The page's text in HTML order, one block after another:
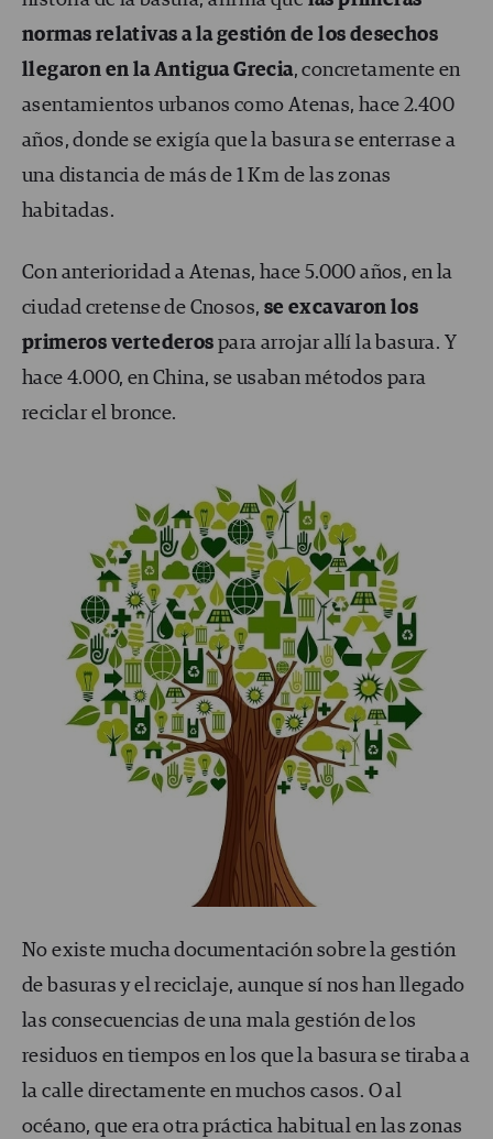
normas relativas a la gestión de los desechos
llegaron en la Antigua Grecia, concretamente en
asentamientos urbanos como Atenas, hace 2.400
años, donde se exigía que la basura se enterrase a
una distancia de más de 1 Km de las zonas
habitadas.
Con anterioridad a Atenas, hace 5.000 años, en la
ciudad cretense de Cnosos, se excavaron los
primeros vertederos para arrojar allí la basura. Y
hace 4.000, en China, se usaban métodos para
reciclar el bronce.
No existe mucha documentación sobre la gestión
de basuras y el reciclaje, aunque sí nos han llegado
las consecuencias de una mala gestión de los
residuos en tiempos en los que la basura se tiraba a
la calle directamente en muchos casos. O al
océano, que era otra práctica habitual en las zonas